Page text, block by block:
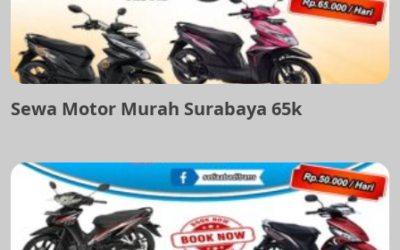
Sewa Motor Murah Surabaya 65k